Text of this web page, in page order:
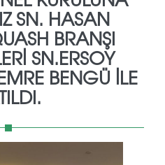
SN. HASAN
BRANŞI
SN.ERSOY
BENGÜ İLE